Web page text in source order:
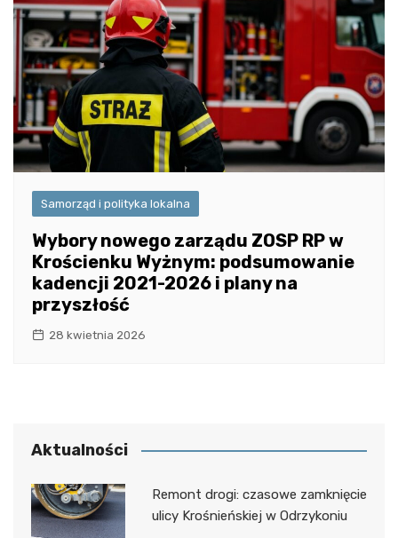
Samorząd i polityka lokalna
Wybory nowego zarządu ZOSP RP w
Krościenku Wyżnym: podsumowanie
kadencji 2021-2026 i plany na
przyszłość
28 kwietnia 2026
Aktualności
Remont drogi: czasowe zamknięcie
ulicy Krośnieńskiej w Odrzykoniu